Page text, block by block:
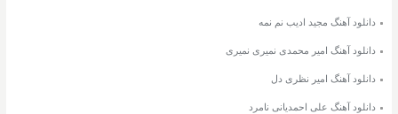
دانلود آهنگ مجید ادیب نم نمه
دانلود آهنگ امیر محمدی نمیری نمیری
دانلود آهنگ امیر نظری دل
دانلود آهنگ علی احمدیانی نامرد